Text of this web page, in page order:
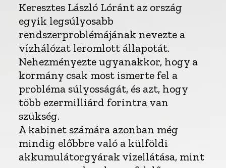
Keresztes László Lóránt az ország
egyik legsúlyosabb
rendszerproblémájának nevezte a
vízhálózat leromlott állapotát.
Nehezményezte ugyanakkor, hogy a
kormány csak most ismerte fel a
probléma súlyosságát, és azt, hogy
több ezermilliárd forintra van
szükség.
A kabinet számára azonban még
mindig előbbre való a külföldi
akkumulátorgyárak vízellátása, mint